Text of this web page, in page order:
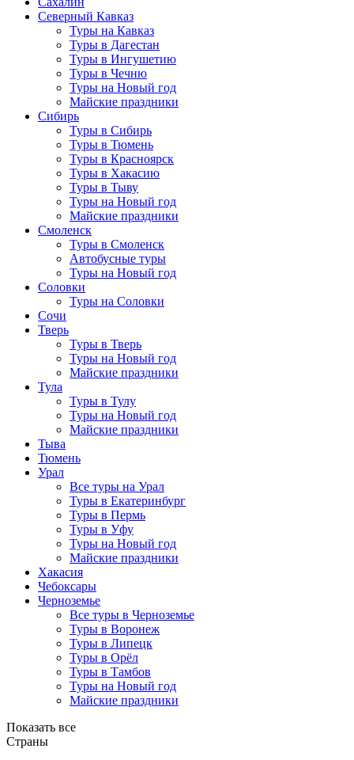
Северный Кавказ
Туры на Кавказ
Туры в Дагестан
Туры в Ингушетию
Туры в Чечню
Туры на Новый год
Майские праздники
Сибирь
Туры в Сибирь
Туры в Тюмень
Туры в Красноярск
Туры в Хакасию
Туры в Тыву
Туры на Новый год
Майские праздники
Смоленск
Туры в Смоленск
Автобусные туры
Туры на Новый год
Соловки
Туры на Соловки
Сочи
Тверь
Туры в Тверь
Туры на Новый год
Майские праздники
Тула
Туры в Тулу
Туры на Новый год
Майские праздники
Тыва
Тюмень
Урал
Все туры на Урал
Туры в Екатеринбург
Туры в Пермь
Туры в Уфу
Туры на Новый год
Майские праздники
Хакасия
Чебоксары
Черноземье
Все туры в Черноземье
Туры в Воронеж
Туры в Липецк
Туры в Орёл
Туры в Тамбов
Туры на Новый год
Майские праздники
Показать все
Страны